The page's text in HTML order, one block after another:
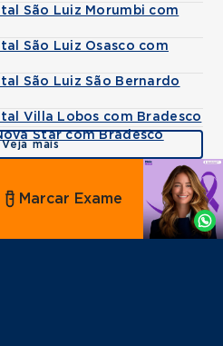
São Luiz Morumbi com
São Luiz Osasco com
São Luiz São Bernardo
Villa Lobos com Bradesco
Star com Bradesco
Veja mais
Agende
por
Whatsapp
Marcar Exame